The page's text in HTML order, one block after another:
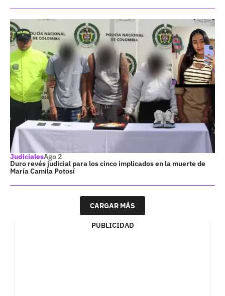
JudicialesAgo 2
Duro revés judicial para los cinco implicados en la muerte de
María Camila Potosí
CARGAR MÁS
PUBLICIDAD